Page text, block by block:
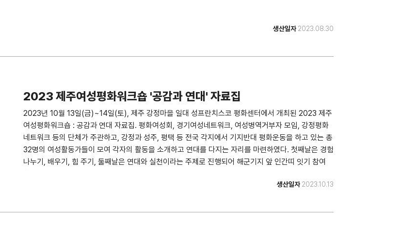
생산일자 2023.08.30
2023 제주여성평화워크숍 '공감과 연대' 자료집
2023년 10월 13일(금)~14일(토), 제주 강정마을 일대 성프란치스코 평화센터에서 개최된 2023 제주
여성평화워크숍 : 공감과 연대 자료집. 평화여성회, 경기여성네트워크, 여성병역거부자 모임, 강정평화
네트워크 등의 단체가 주관하고, 강정과 성주, 평택 등 전국 각지에서 기지반대 평화운동을 하고 있는 총
32명의 여성활동가들이 모여 각자의 활동을 소개하고 연대를 다지는 자리를 마련하였다. 첫째날은 경험
나누기, 배우기, 힘 주기, 둘째날은 연대와 실천이라는 주제로 진행되어 해군기지 앞 인간띠 잇기 참여
생산일자 2023.10.13